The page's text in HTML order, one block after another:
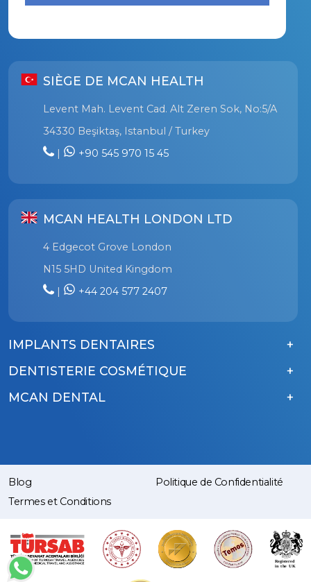
SIÈGE DE MCAN HEALTH
Levent Mah. Levent Cad. Alt Zeren Sok, No:5/A
34330 Beşiktaş, Istanbul / Turkey
|
+90 545 970 15 45
MCAN HEALTH LONDON LTD
4 Edgecot Grove London
N15 5HD United Kingdom
+44 204 577 2407
IMPLANTS DENTAIRES
DENTISTERIE COSMÉTIQUE
MCAN DENTAL
Blog
Politique de Confidentialité
Termes et Conditions